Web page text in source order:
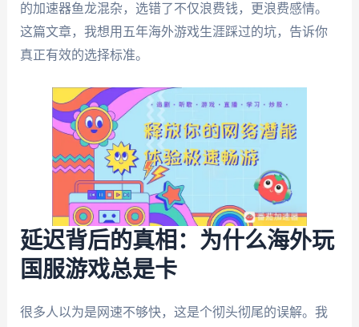
的加速器鱼龙混杂，选错了不仅浪费钱，更浪费感情。
这篇文章，我想用五年海外游戏生涯踩过的坑，告诉你
真正有效的选择标准。
延迟背后的真相：为什么海外玩
国服游戏总是卡
很多人以为是网速不够快，这是个彻头彻尾的误解。我